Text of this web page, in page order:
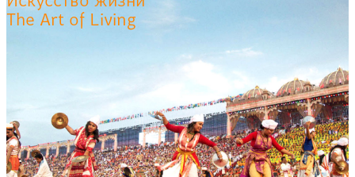
The Art of Living